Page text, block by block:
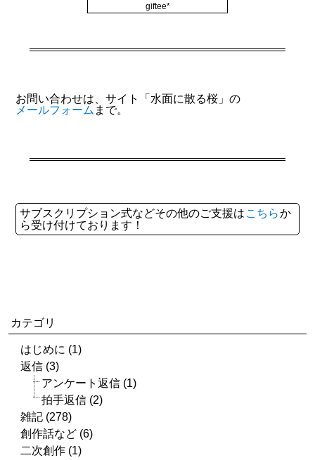
giftee*
お問い合わせは、サイト「水面に散る桜」の
メールフォーム まで。
サブスクリプション式などその他のご支援は こちらか
ら受け付けております！
カテゴリ
はじめに (1)
返信 (3)
アンケート返信 (1)
拍手返信 (2)
雑記 (278)
創作話など (6)
二次創作 (1)